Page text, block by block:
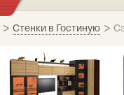
> Стенки в Гостиную >